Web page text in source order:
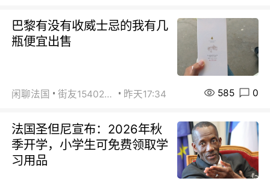
巴黎有没有收威士忌的我有几
瓶便宜出售
闲聊法国 街友15402223 昨天17:34 585 0
法国圣但尼宣布：2026年秋
季开学，小学生可免费领取学
习用品